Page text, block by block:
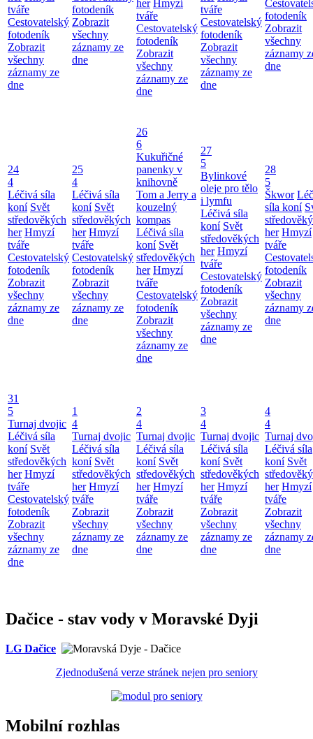
tváře
Cestovatelský
fotodeník
Zobrazit
všechny
záznamy ze
dne
fotodeník
Zobrazit
všechny
záznamy ze
dne
her Hmyzí
tváře
Cestovatelský
fotodeník
Zobrazit
všechny
záznamy ze
dne
tváře
Cestovatelský
fotodeník
Zobrazit
všechny
záznamy ze
dne
fotodeník
Zobrazit
všechny
záznamy
dne
24
4
Léčivá síla
koní Svět
středověkých
her Hmyzí
tváře
Cestovatelský
fotodeník
Zobrazit
všechny
záznamy ze
dne
25
4
Léčivá síla
koní Svět
středověkých
her Hmyzí
tváře
Cestovatelský
fotodeník
Zobrazit
všechny
záznamy ze
dne
26
6
Kukuřičné
panenky v
knihovně
Tom a Jerry a
kouzelný
kompas
Léčivá síla
koní Svět
středověkých
her Hmyzí
tváře
Cestovatelský
fotodeník
Zobrazit
všechny
záznamy ze
dne
27
5
Bylinkové
oleje pro tělo
i lymfu
Léčivá síla
koní Svět
středověkých
her Hmyzí
tváře
Cestovatelský
fotodeník
Zobrazit
všechny
záznamy ze
dne
28
5
Škwor
síla koní
her Hmyzí
tváře
fotodeník
Zobrazit
všechny
záznamy
dne
31
5
Turnaj dvojic
Léčivá síla
koní Svět
středověkých
her Hmyzí
tváře
Cestovatelský
fotodeník
Zobrazit
všechny
záznamy ze
dne
1
4
Turnaj dvojic
Léčivá síla
koní Svět
středověkých
her Hmyzí
tváře
Zobrazit
všechny
záznamy ze
dne
2
4
Turnaj dvojic
Léčivá síla
koní Svět
středověkých
her Hmyzí
tváře
Zobrazit
všechny
záznamy ze
dne
3
4
Turnaj dvojic
Léčivá síla
koní Svět
středověkých
her Hmyzí
tváře
Zobrazit
všechny
záznamy ze
dne
4
4
Turnaj
Léčivá síla
koní Svět
her Hmyzí
tváře
Zobrazit
všechny
záznamy
dne
Dačice - stav vody v Moravské Dyji
LG Dačice
Zjednodušená verze stránek nejen pro seniory
Mobilní rozhlas